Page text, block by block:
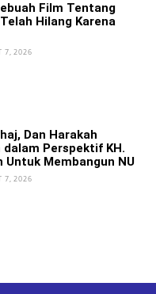
Film Tentang
Hilang Karena
7, 2026
Dan Harakah
dalam Perspektif KH.
Untuk Membangun NU
7, 2026